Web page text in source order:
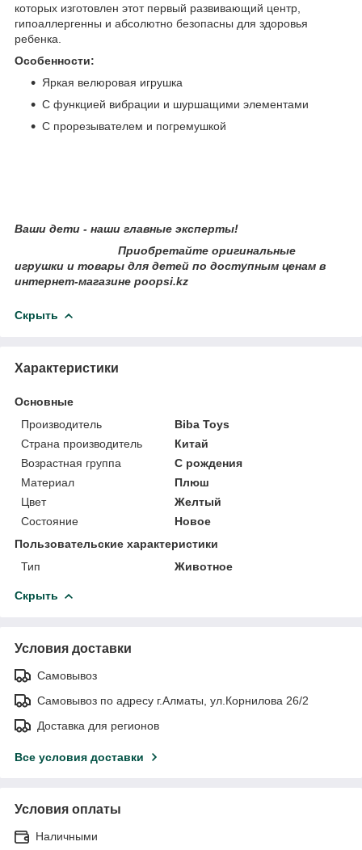
которых изготовлен этот первый развивающий центр,
гипоаллергенны и абсолютно безопасны для здоровья
ребенка.
Особенности:
Яркая велюровая игрушка
С функцией вибрации и шуршащими элементами
С прорезывателем и погремушкой
Ваши дети - наши главные эксперты!
Приобретайте оригинальные
игрушки и товары для детей по доступным ценам в
интернет-магазине poopsi.kz
Скрыть
Характеристики
Основные
Производитель
Biba Toys
Страна производитель
Китай
Возрастная группа
С рождения
Материал
Плюш
Цвет
Желтый
Состояние
Новое
Пользовательские характеристики
Тип
Животное
Скрыть
Условия доставки
Самовывоз
Самовывоз по адресу г.Алматы, ул.Корнилова 26/2
Доставка для регионов
Все условия доставки
Условия оплаты
Наличными